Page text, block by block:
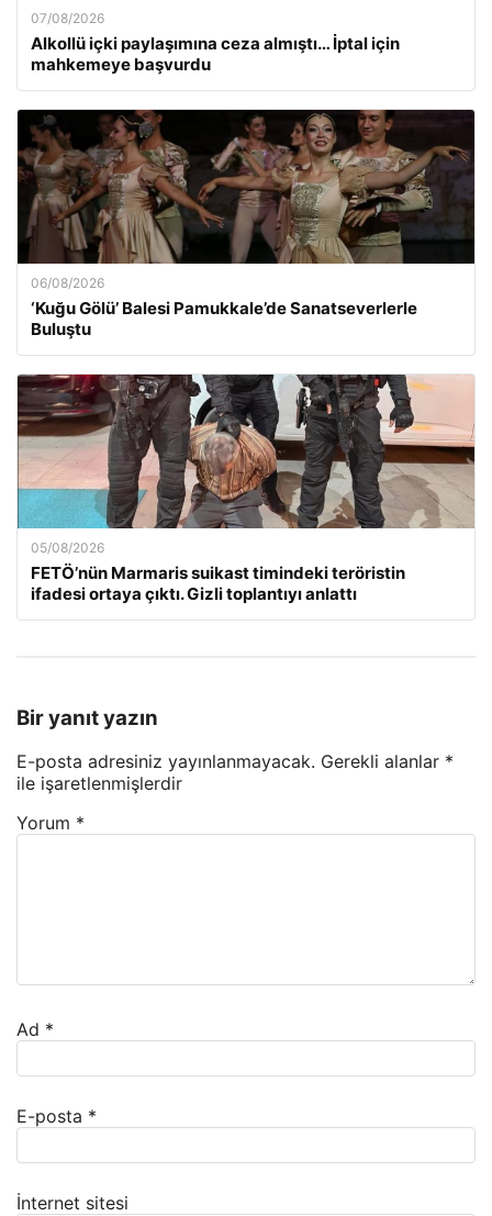
07/08/2026
Alkollü içki paylaşımına ceza almıştı… İptal için
mahkemeye başvurdu
06/08/2026
‘Kuğu Gölü’ Balesi Pamukkale’de Sanatseverlerle
Buluştu
05/08/2026
FETÖ’nün Marmaris suikast timindeki teröristin
ifadesi ortaya çıktı. Gizli toplantıyı anlattı
Bir yanıt yazın
E-posta adresiniz yayınlanmayacak. Gerekli alanlar *
ile işaretlenmişlerdir
Yorum *
Ad *
E-posta *
İnternet sitesi